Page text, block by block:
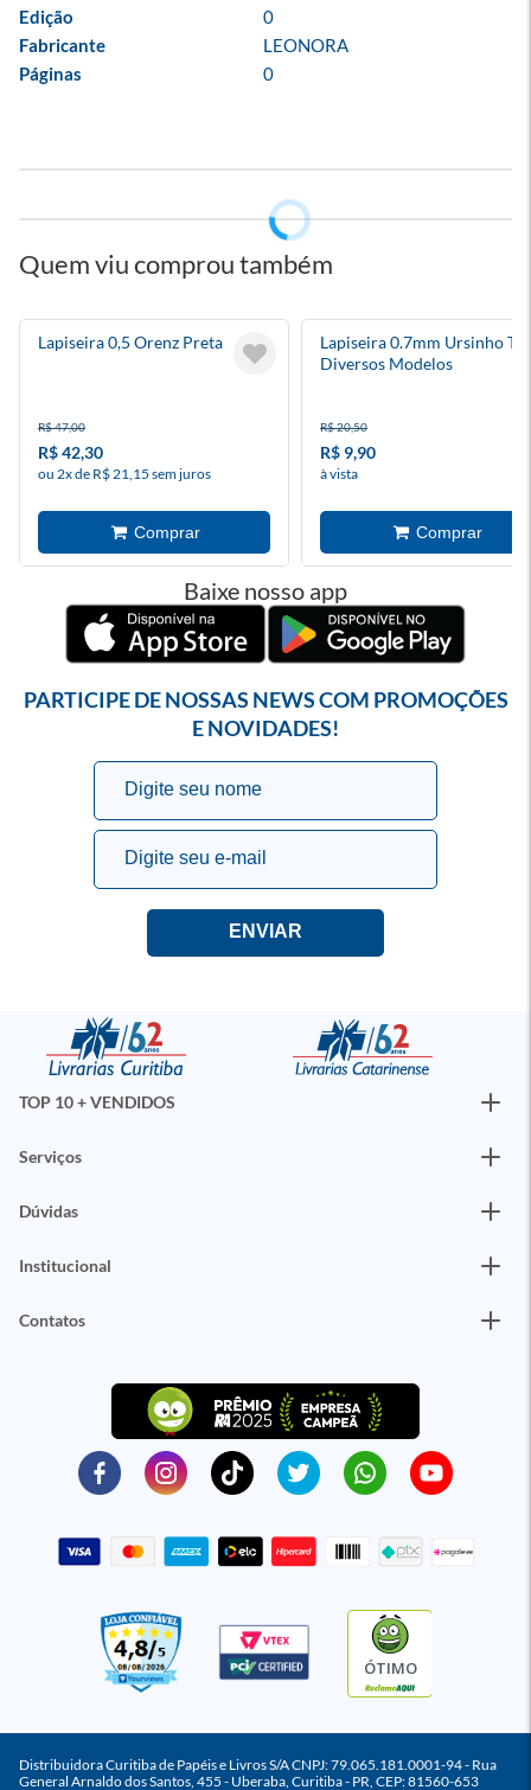
Edição
0
Fabricante
LEONORA
Páginas
0
Quem viu comprou também
Lapiseira 0,5 Orenz Preta
R$ 47,00
R$ 42,30
ou 2x de R$ 21,15 sem juros
Lapiseira 0.7mm Ursinho
Diversos Modelos
R$ 20,50
R$ 9,90
à vista
Baixe nosso app
PARTICIPE DE NOSSAS NEWS COM PROMOÇÕES
E NOVIDADES!
TOP 10 + VENDIDOS
Serviços
Dúvidas
Institucional
Contatos
ÓTIMO
Distribuidora Curitiba de Papéis e Livros S/A CNPJ: 79.065.181.0001-94 - Rua
General Arnaldo dos Santos, 455 - Uberaba, Curitiba - PR, CEP: 81560-653